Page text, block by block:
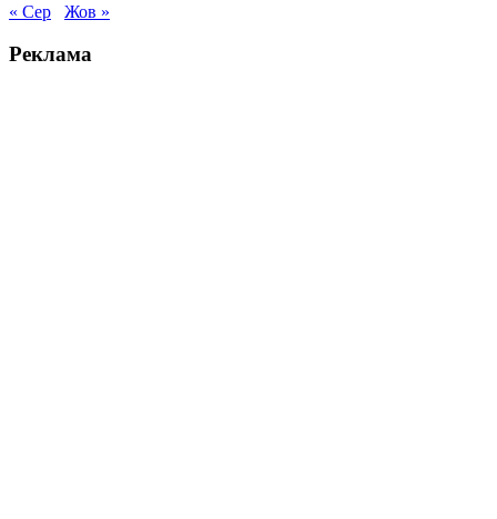
« Сер
Жов »
Реклама